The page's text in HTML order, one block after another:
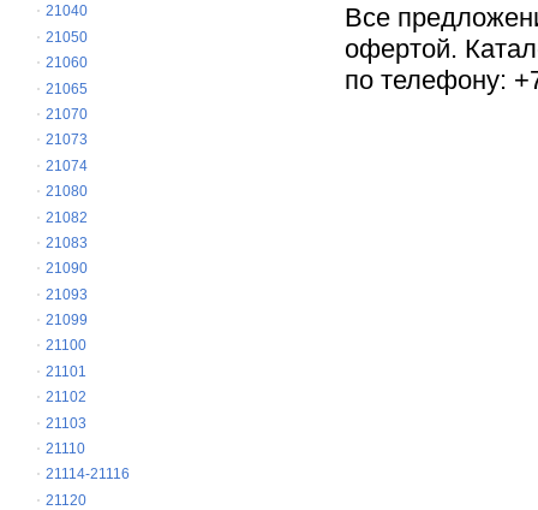
21040
21050
21060
21065
21070
21073
21074
21080
21082
21083
21090
21093
21099
21100
21101
21102
21103
21110
21114-21116
21120
Все
офертой.
по телефону: